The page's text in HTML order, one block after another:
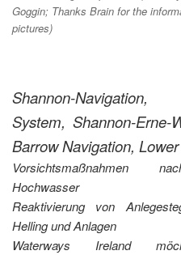
Goggin; Thanks Brain for the
pictures)
Shannon-
System, Shannon-Erne-
Barrow Navigation,
Vorsichtsmaßnahmen
Hochwasser
Reaktivierung von
Helling und Anlagen
Waterways Ireland